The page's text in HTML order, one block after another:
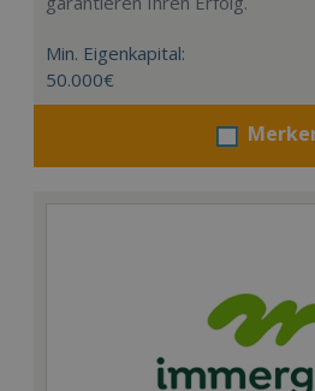
Min. Eigenkapital:
50.000€